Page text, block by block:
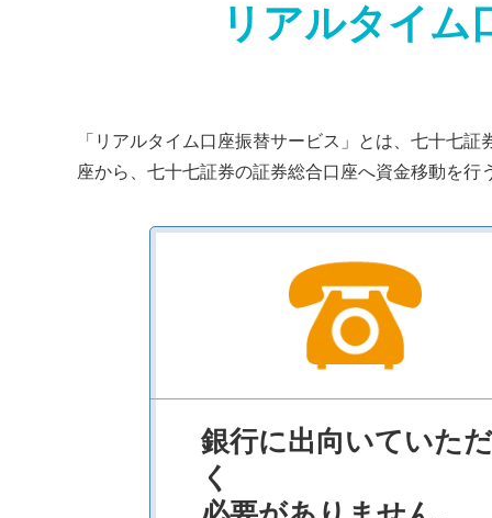
リアルタイム
「リアルタイム口座振替サービス」とは、七十七
座から、七十七証券の証券総合口座へ資金移動を行
銀行に出向いていただ
く